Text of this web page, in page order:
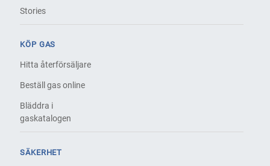
Stories
KÖP GAS
Hitta återförsäljare
Beställ gas online
Bläddra i
gaskatalogen
SÄKERHET